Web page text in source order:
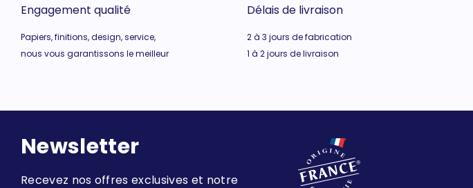
Engagement qualité
Papiers, finitions, design, service,
nous vous garantissons le meilleur
Délais de livraison
2 à 3 jours de fabrication
1 à 2 jours de livraison
Newsletter
Recevez nos offres exclusives et notre